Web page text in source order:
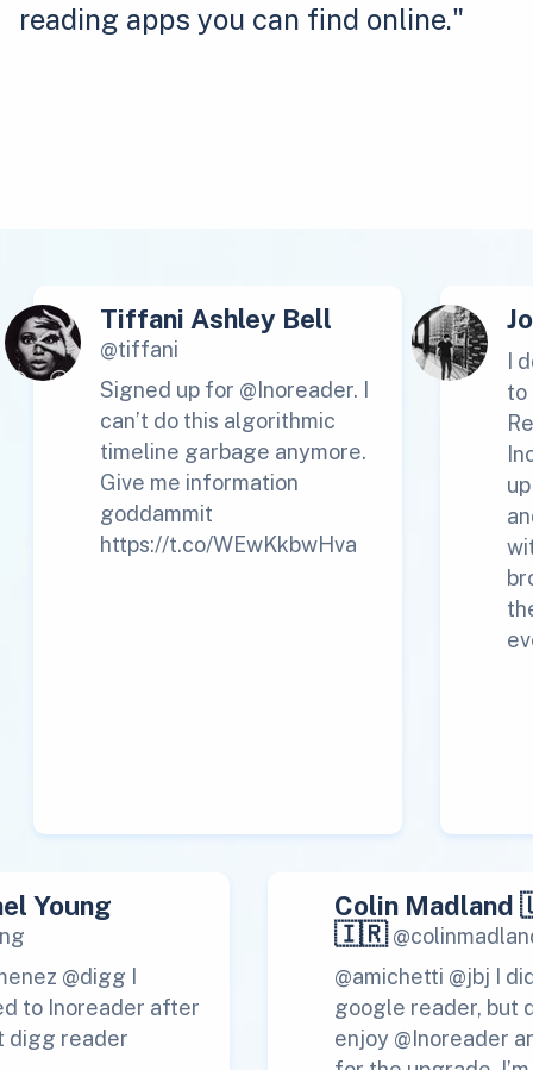
reading apps you can find online."
Tiffani Ashley Bell
@tiffani
Signed up for @Inoreader. I
can’t do this algorithmic
timeline garbage anymore.
Give me information
goddammit
https://t.co/WEwKkbwHva
I
to
Young
@digg I
to Inoreader after
digg reader
Colin
🇮🇷
@amichetti @jbj I
google reader, but
enjoy @Inoreader